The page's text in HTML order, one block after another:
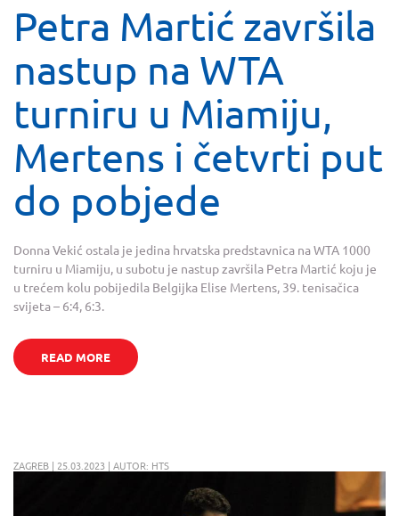
Petra Martić završila
nastup na WTA
turniru u Miamiju,
Mertens i četvrti put
do pobjede
Donna Vekić ostala je jedina hrvatska predstavnica na WTA 1000
turniru u Miamiju, u subotu je nastup završila Petra Martić koju je
u trećem kolu pobijedila Belgijka Elise Mertens, 39. tenisačica
svijeta – 6:4, 6:3.
READ MORE
ZAGREB | 25.03.2023 | AUTOR: HTS